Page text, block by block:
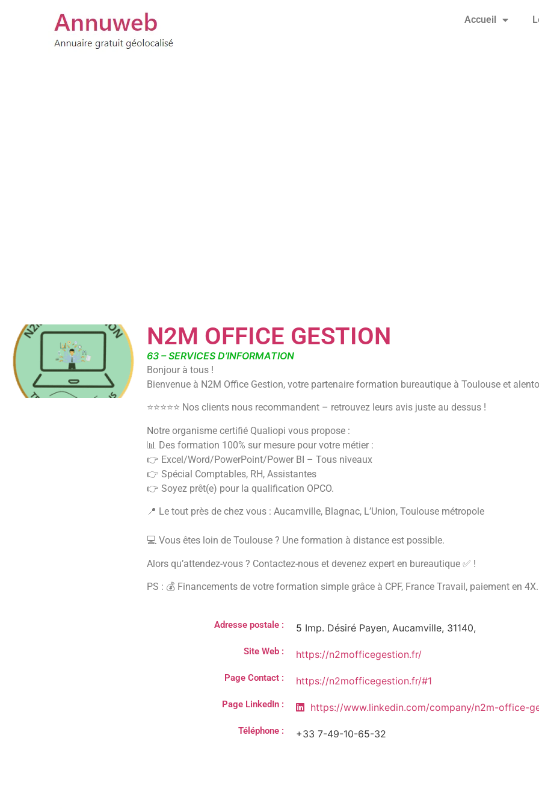
Accueil
N2M OFFICE GESTION
63 – SERVICES D’INFORMATION
Bonjour à tous !
Bienvenue à N2M Office Gestion, votre partenaire formation bureautique à Toulouse et
⭐⭐⭐⭐⭐ Nos clients nous recommandent – retrouvez leurs avis juste au dessus !
Notre organisme certifié Qualiopi vous propose :
📊 Des formation 100% sur mesure pour votre métier :
👉 Excel/Word/PowerPoint/Power BI – Tous niveaux
👉 Spécial Comptables, RH, Assistantes
👉 Soyez prêt(e) pour la qualification OPCO.
📍 Le tout près de chez vous : Aucamville, Blagnac, L’Union, Toulouse métropole
💻 Vous êtes loin de Toulouse ? Une formation à distance est possible.
Alors qu’attendez-vous ? Contactez-nous et devenez expert en bureautique ✅ !
PS : 💰 Financements de votre formation simple grâce à CPF, France Travail, paiement en 4X.
Adresse postale : 5 Imp. Désiré Payen, Aucamville, 31140,
Site Web : https://n2mofficegestion.fr/
Page Contact : https://n2mofficegestion.fr/#1
Page LinkedIn : https://www.linkedin.com/company/n2m-office-
Téléphone : +33 7-49-10-65-32